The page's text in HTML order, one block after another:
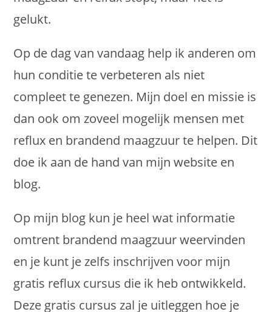
gelukt.
Op de dag van vandaag help ik anderen om
hun conditie te verbeteren als niet
compleet te genezen. Mijn doel en missie is
dan ook om zoveel mogelijk mensen met
reflux en brandend maagzuur te helpen. Dit
doe ik aan de hand van mijn website en
blog.
Op mijn blog kun je heel wat informatie
omtrent brandend maagzuur weervinden
en je kunt je zelfs inschrijven voor mijn
gratis reflux cursus die ik heb ontwikkeld.
Deze gratis cursus zal je uitleggen hoe je